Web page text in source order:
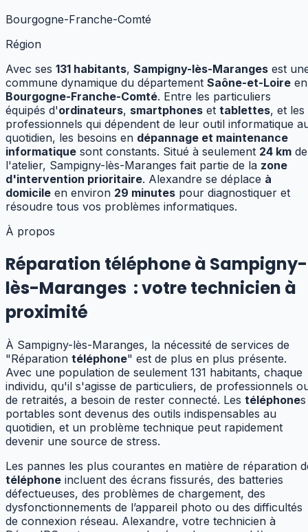
Bourgogne-Franche-Comté
Région
Avec ses 131 habitants, Sampigny-lès-Maranges est
commune dynamique du département Saône-et-Loire en
Bourgogne-Franche-Comté. Entre les particuliers
équipés d'ordinateurs, smartphones et tablettes, et les
professionnels qui dépendent de leur outil informatique
quotidien, les besoins en dépannage et maintenance
informatique sont constants. Situé à seulement 24 km de
l'atelier, Sampigny-lès-Maranges fait partie de la zone
d'intervention prioritaire. Alexandre se déplace à
domicile en environ 29 minutes pour diagnostiquer et
résoudre tous vos problèmes informatiques.
À propos
Réparation téléphone à Sampigny-
lès-Maranges :votre technicien à
proximité
À Sampigny-lès-Maranges, la nécessité de services de
"Réparation téléphone" est de plus en plus présente.
Avec une population de seulement 131 habitants, chaque
individu, qu'il s'agisse de particuliers, de professionnels
de retraités, a besoin de rester connecté. Les téléphones
portables sont devenus des outils indispensables au
quotidien, et un problème technique peut rapidement
devenir une source de stress.
Les pannes les plus courantes en matière de réparation
téléphone incluent des écrans fissurés, des batteries
défectueuses, des problèmes de chargement, des
dysfonctionnements de l’appareil photo ou des difficultés
de connexion réseau. Alexandre, votre technicien à